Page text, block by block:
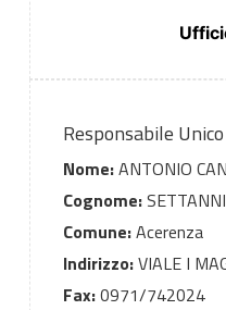
Responsabile
Nome:ANTONIO
Cognome:SETTANNI
Comune:Acerenza
Indirizzo:VIALE I
Fax:0971/742024